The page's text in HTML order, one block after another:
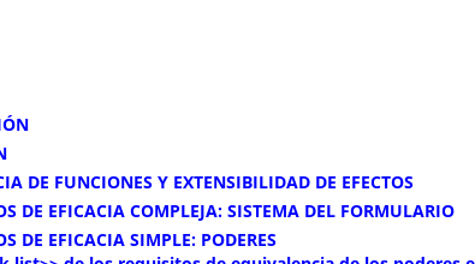
DE FUNCIONES Y EXTENSIBILIDAD DE EFECTOS
DE EFICACIA COMPLEJA: SISTEMA DEL FORMULARIO
DE EFICACIA SIMPLE: PODERES